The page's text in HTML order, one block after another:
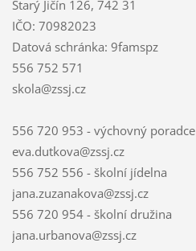
Starý Jičín 126, 742 31
IČO: 70982023
Datová schránka: 9famspz
556 752 571
skola@zssj.cz
556 720 953 - výchovný poradce
eva.dutkova@zssj.cz
556 752 556 - školní jídelna
jana.zuzanakova@zssj.cz
556 720 954 - školní družina
jana.urbanova@zssj.cz